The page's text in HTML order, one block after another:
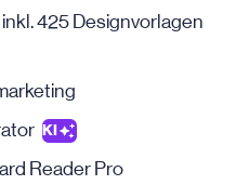
425 Designvorlagen
KI
Reader Pro